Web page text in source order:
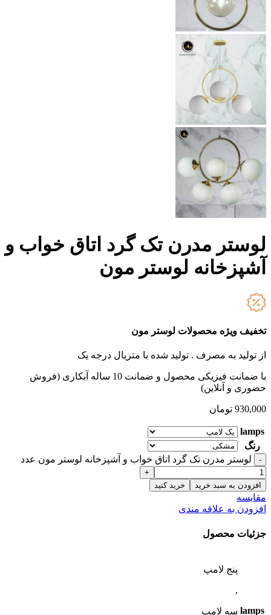
لوستر مدرن تک گرد اتاق خواب و
آشپزخانه لوستر مون
تخفیف ویژه محصولات لوستر مون
از تولید به مصرف . تولید شده با متریال درجه یک
با ضمانت فیزیکی محصول و ضمانت 10 ساله آبکاری (فروش
حضوری و آنلاین)
930,000 تومان
lamps
رنگ
لوستر مدرن تک گرد اتاق خواب و آشپزخانه لوستر مون عدد
افزودن به سبد خرید خرید کنید
مقایسه
افزودن به علاقه مندی
جزئیات محصول
lamps
پنج لامپ
,
سه لامپ